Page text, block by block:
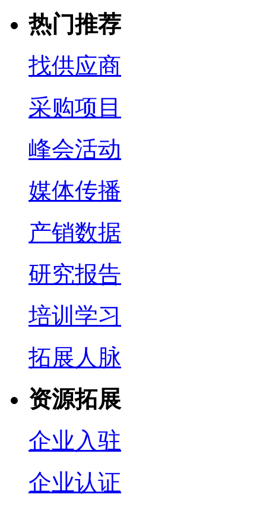
热门推荐
找供应商
采购项目
峰会活动
媒体传播
产销数据
研究报告
培训学习
拓展人脉
资源拓展
企业入驻
企业认证